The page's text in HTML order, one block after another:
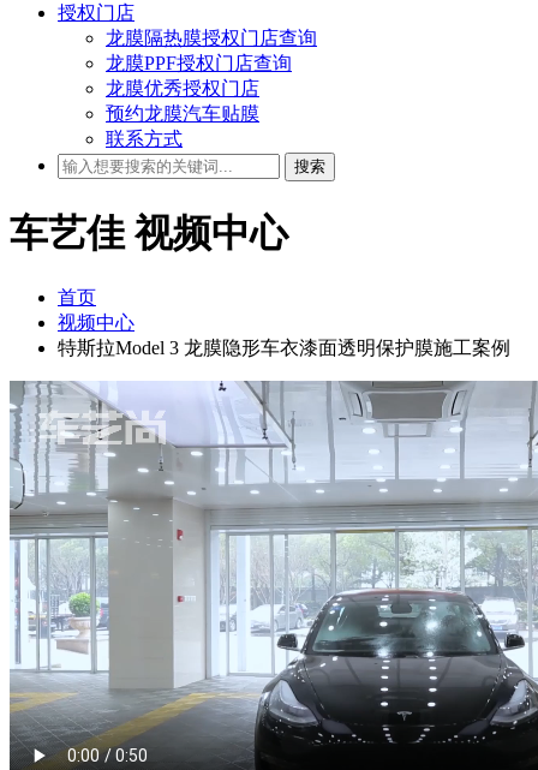
授权门店
龙膜隔热膜授权门店查询
龙膜PPF授权门店查询
龙膜优秀授权门店
预约龙膜汽车贴膜
联系方式
搜索
车艺佳 视频中心
首页
视频中心
特斯拉Model 3 龙膜隐形车衣漆面透明保护膜施工案例